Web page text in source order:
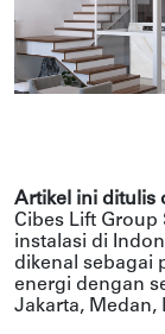
Artikel ini ditulis
Cibes Lift Group
instalasi di
dikenal sebagai
energi dengan
Jakarta, Medan,